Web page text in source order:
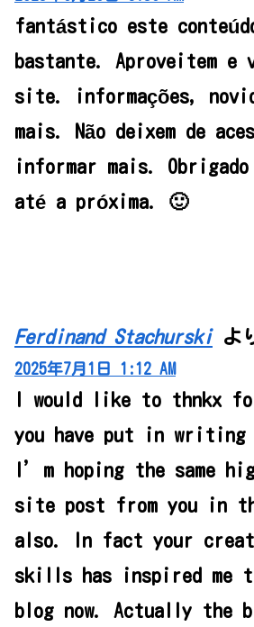
fantástico este
bastante. Aproveitem e
site. informações,
mais. Não deixem de
informar mais.
até a próxima. 🙂
Ferdinand Stachurski よ
2025年7月1日 1:12 AM
I would like to thnkx
you have put in
I’m hoping the same
site post from you in
also. In fact your
skills has inspired me
blog now. Actually the